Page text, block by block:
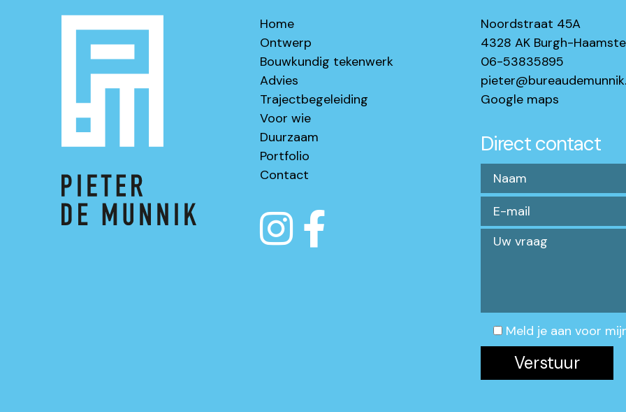
Home
Ontwerp
Bouwkundig tekenwerk
Advies
Trajectbegeleiding
Voor wie
Duurzaam
Portfolio
Contact
Noordstraat 45A
4328 AK Burgh-
06-53835895
Google maps
Direct contact
Meld je aan voor